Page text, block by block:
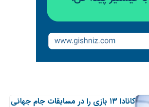
کانادا ۱۳ بازی را در مسابقات جام جهانی